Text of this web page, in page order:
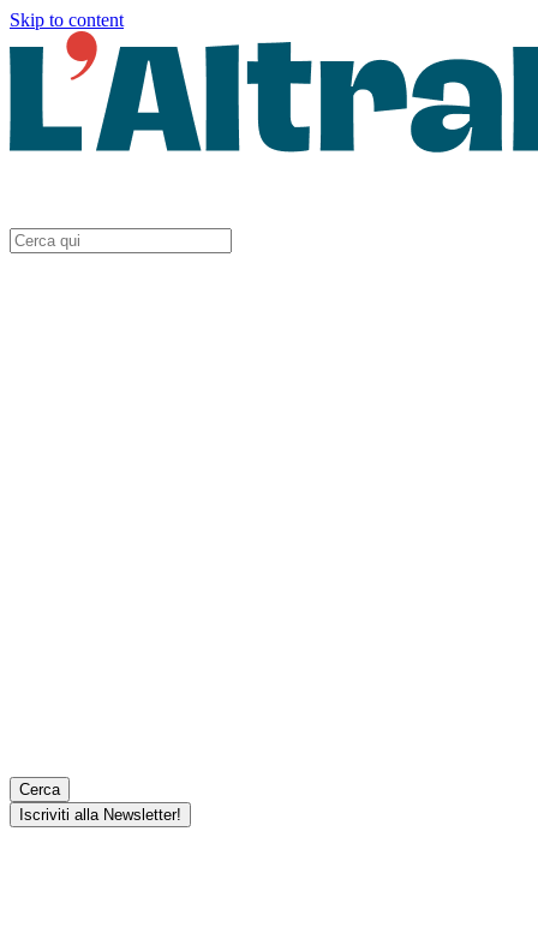
Skip to content
Cerca
Iscriviti alla Newsletter!